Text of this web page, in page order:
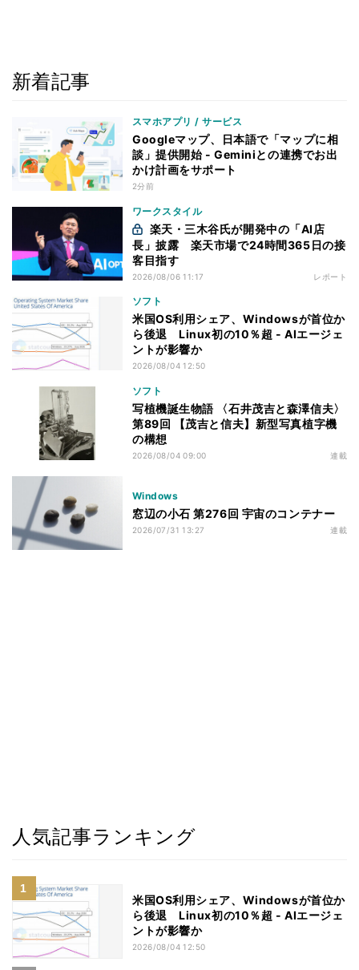
新着記事
スマホアプリ / サービス
Googleマップ、日本語で「マップに相
談」提供開始 - Geminiとの連携でお出
かけ計画をサポート
2分前
ワークスタイル
長」披露 楽天市場で24時間365日の接
客目指す
2026/08/06 11:17 レポート
ソフト
米国OS利用シェア、Windowsが首位か
ら後退 Linux初の10％超 - AIエージェ
ントが影響か
2026/08/04 12:50
ソフト
写植機誕生物語 〈石井茂吉と森澤信夫〉
第89回 【茂吉と信夫】新型写真植字機
の構想
2026/08/04 09:00 連載
Windows
窓辺の小石 第276回 宇宙のコンテナー
2026/07/31 13:27 連載
人気記事ランキング
米国OS利用シェア、Windowsが首位か
ら後退 Linux初の10％超 - AIエージェ
ントが影響か
2026/08/04 12:50